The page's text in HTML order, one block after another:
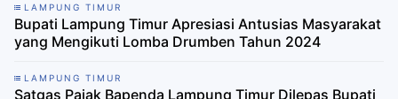
LAMPUNG TIMUR
Bupati Lampung Timur Apresiasi Antusias Masyarakat
yang Mengikuti Lomba Drumben Tahun 2024
LAMPUNG TIMUR
Satgas Pajak Bapenda Lampung Timur Dilepas Bupati